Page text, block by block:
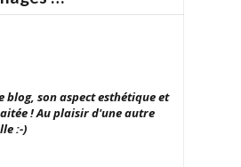
blog, son aspect esthétique et
! Au plaisir d'une autre
:-)